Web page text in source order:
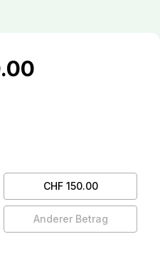
CHF 150.00
Anderer Betrag